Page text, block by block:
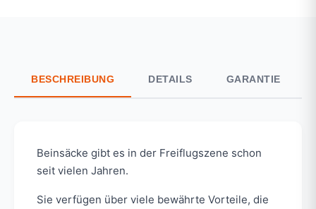
BESCHREIBUNG DETAILS GARANTIE
Beinsäcke gibt es in der Freiflugszene schon
seit vielen Jahren.
Sie verfügen über viele bewährte Vorteile, die